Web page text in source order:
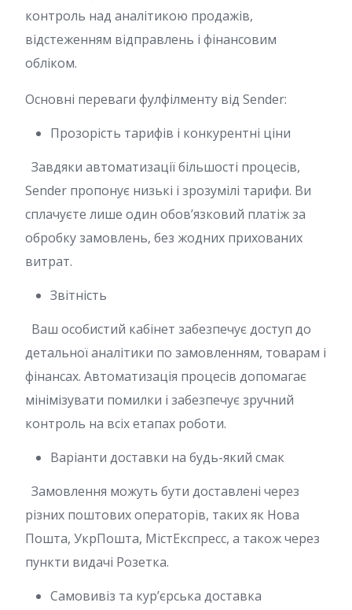
контроль над аналітикою продажів,
відстеженням відправлень і фінансовим
обліком.
Основні переваги фулфілменту від Sender:
Прозорість тарифів і конкурентні ціни
Завдяки автоматизації більшості процесів,
Sender пропонує низькі і зрозумілі тарифи. Ви
сплачуєте лише один обов’язковий платіж за
обробку замовлень, без жодних прихованих
витрат.
Звітність
Ваш особистий кабінет забезпечує доступ до
детальної аналітики по замовленням, товарам і
фінансах. Автоматизація процесів допомагає
мінімізувати помилки і забезпечує зручний
контроль на всіх етапах роботи.
Варіанти доставки на будь-який смак
Замовлення можуть бути доставлені через
різних поштових операторів, таких як Нова
Пошта, УкрПошта, МістЕкспресс, а також через
пункти видачі Розетка.
Самовивіз та кур’єрська доставка